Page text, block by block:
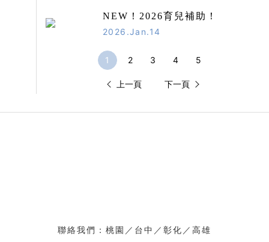
NEW！2026育兒補助！
2026.Jan.14
上一頁
1 2 3 4 5
下一頁
聯絡我們：桃園／台中／彰化／高雄